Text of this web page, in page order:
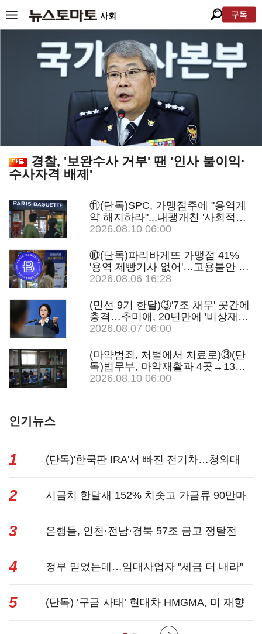
사회 구독
경찰, '보완수사 거부' 땐 '인사 불이익·
수사자격 배제'
⑪(단독)SPC, 가맹점주에 "용역계
약 해지하라"...내팽개친 '사회적합
의'
2026.08.10 06:00
⑩(단독)파리바게뜨 가맹점 41%
'용역 제빵기사 없어'…고용불안 속
브랜드가치도 '흔들'
2026.08.06 16:28
(민선 9기 한달)③'7조 채무' 곳간에
충격…추미애, 20년만에 '비상재정'
선언 승부수
2026.08.07 06:00
(마약범죄, 처벌에서 치료로)③(단
독)법무부, 마약재활과 4곳→13곳
확대…'교정청' 밑그림
2026.08.10 06:00
인기뉴스
1 (단독)'한국판 IRA'서 빠진 전기차…청와대
벽에 막혔다...
2 시금치 한달새 152% 치솟고 가금류 90만마
리 폐사...
3 은행들, 인천·전남·경북 57조 금고 쟁탈전
4 정부 믿었는데…임대사업자 "세금 더 내라"
분통...
5 (단독) ‘구금 사태’ 현대차 HMGMA, 미 재향